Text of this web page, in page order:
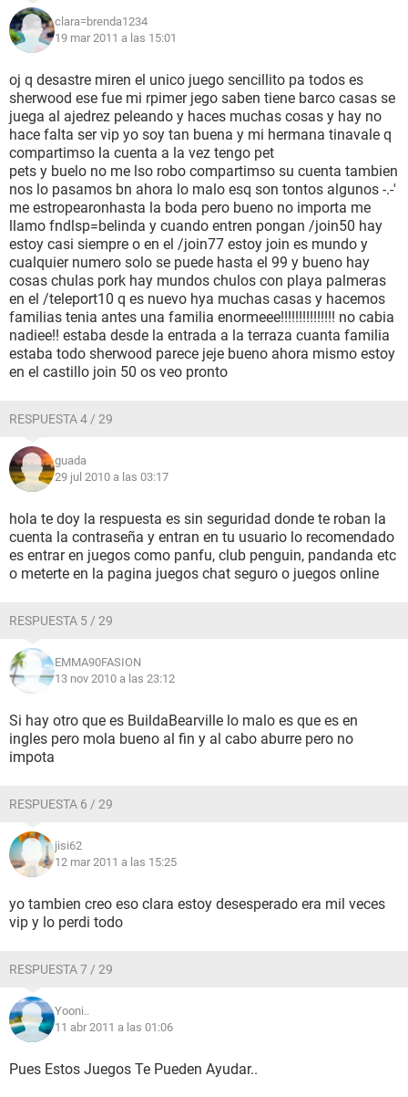
clara=brenda1234
19 mar 2011 a las 15:01
oj q desastre miren el unico juego sencillito pa todos es
sherwood ese fue mi rpimer jego saben tiene barco casas se
juega al ajedrez peleando y haces muchas cosas y hay no
hace falta ser vip yo soy tan buena y mi hermana tinavale q
compartimso la cuenta a la vez tengo pet
pets y buelo no me lso robo compartimso su cuenta tambien
nos lo pasamos bn ahora lo malo esq son tontos algunos -.-'
me estropearonhasta la boda pero bueno no importa me
llamo fndlsp=belinda y cuando entren pongan /join50 hay
estoy casi siempre o en el /join77 estoy join es mundo y
cualquier numero solo se puede hasta el 99 y bueno hay
cosas chulas pork hay mundos chulos con playa palmeras
en el /teleport10 q es nuevo hya muchas casas y hacemos
familias tenia antes una familia enormeee!!!!!!!!!!!!!!! no cabia
nadiee!! estaba desde la entrada a la terraza cuanta familia
estaba todo sherwood parece jeje bueno ahora mismo estoy
en el castillo join 50 os veo pronto
RESPUESTA 4 / 29
guada
29 jul 2010 a las 03:17
hola te doy la respuesta es sin seguridad donde te roban la
cuenta la contraseña y entran en tu usuario lo recomendado
es entrar en juegos como panfu, club penguin, pandanda etc
o meterte en la pagina juegos chat seguro o juegos online
RESPUESTA 5 / 29
EMMA90FASION
13 nov 2010 a las 23:12
Si hay otro que es BuildaBearville lo malo es que es en
ingles pero mola bueno al fin y al cabo aburre pero no
impota
RESPUESTA 6 / 29
jisi62
12 mar 2011 a las 15:25
yo tambien creo eso clara estoy desesperado era mil veces
vip y lo perdi todo
RESPUESTA 7 / 29
Yooni..
11 abr 2011 a las 01:06
Pues Estos Juegos Te Pueden Ayudar..